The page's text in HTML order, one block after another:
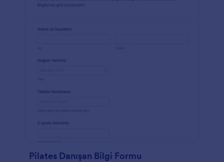
Pilates Danışan Bilgi Formu